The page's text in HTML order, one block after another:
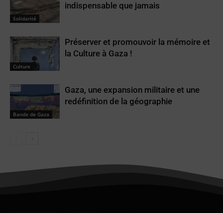
Solidarité
indispensable que jamais
Culture
Préserver et promouvoir la mémoire et
la Culture à Gaza !
Bande de Gaza
Gaza, une expansion militaire et une
redéfinition de la géographie